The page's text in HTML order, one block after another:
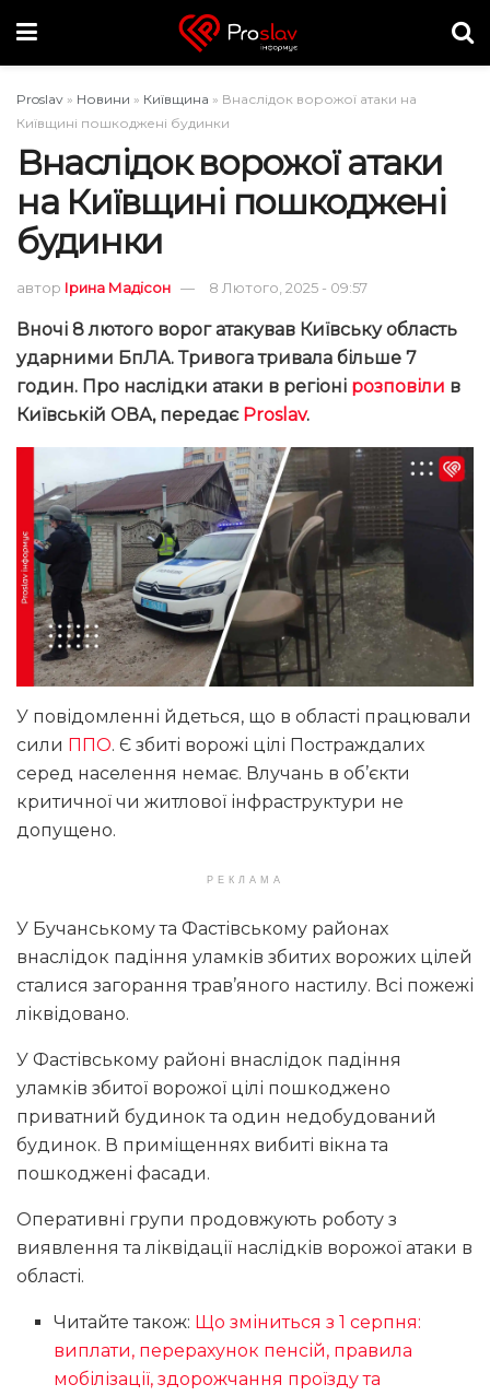
Proslav » Новини » Київщина » Внаслідок ворожої атаки на
Київщині пошкоджені будинки
Внаслідок ворожої атаки
на Київщині пошкоджені
будинки
автор Ірина Мадісон 8 Лютого, 2025 - 09:57
Вночі 8 лютого ворог атакував Київську область
ударними БпЛА. Тривога тривала більше 7
годин. Про наслідки атаки в регіоні розповіли в
Київській ОВА, передає Proslav.
У повідомленні йдеться, що в області працювали
сили ППО. Є збиті ворожі цілі Постраждалих
серед населення немає. Влучань в об’єкти
критичної чи житлової інфраструктури не
допущено.
РЕКЛАМА
У Бучанському та Фастівському районах
внаслідок падіння уламків збитих ворожих цілей
сталися загорання трав’яного настилу. Всі пожежі
ліквідовано.
У Фастівському районі внаслідок падіння
уламків збитої ворожої цілі пошкоджено
приватний будинок та один недобудований
будинок. В приміщеннях вибиті вікна та
пошкоджені фасади.
Оперативні групи продовжують роботу з
виявлення та ліквідації наслідків ворожої атаки в
області.
Читайте також: Що зміниться з 1 серпня:
виплати, перерахунок пенсій, правила
мобілізації, здорожчання проїзду та